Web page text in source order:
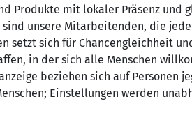
Produkte mit lokaler Präsenz und
unsere Mitarbeitenden, die
setzt sich für Chancengleichheit
in der sich alle Menschen
beziehen sich auf Personen
Einstellungen werden